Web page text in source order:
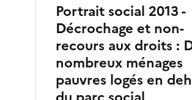
Portrait social 2013 -
Décrochage et non-
recours aux droits :
nombreux ménages
pauvres logés en